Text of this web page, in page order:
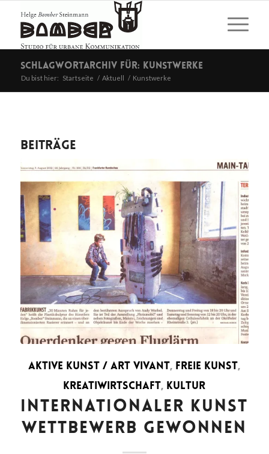
Schlagwortarchiv für: Kunstwerke
Du bist hier: Startseite / Aktuell / Kunstwerke
Beiträge
AKTIVE KUNST / ART VIVANT, FREIE KUNST,
KREATIWIRTSCHAFT, KULTUR
INTERNATIONALER KUNST
WETTBEWERB GEWONNEN